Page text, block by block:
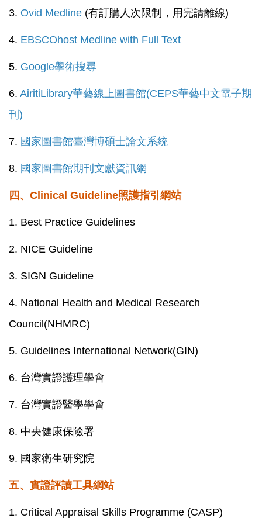
3. Ovid Medline (有訂購人次限制，用完請離線)
4. EBSCOhost Medline with Full Text
5. Google學術搜尋
6. AiritiLibrary華藝線上圖書館(CEPS華藝中文電子期
刊)
7. 國家圖書館臺灣博碩士論文系統
8. 國家圖書館期刊文獻資訊網
四、Clinical Guideline照護指引網站
1. Best Practice Guidelines
2. NICE Guideline
3. SIGN Guideline
4. National Health and Medical Research
Council(NHMRC)
5. Guidelines International Network(GIN)
6. 台灣實證護理學會
7. 台灣實證醫學學會
8. 中央健康保險署
9. 國家衛生研究院
五、 實證評讀工具網站
1. Critical Appraisal Skills Programme (CASP)